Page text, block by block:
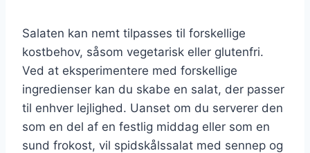
Salaten kan nemt tilpasses til forskellige
kostbehov, såsom vegetarisk eller glutenfri.
Ved at eksperimentere med forskellige
ingredienser kan du skabe en salat, der passer
til enhver lejlighed. Uanset om du serverer den
som en del af en festlig middag eller som en
sund frokost, vil spidskålssalat med sennep og